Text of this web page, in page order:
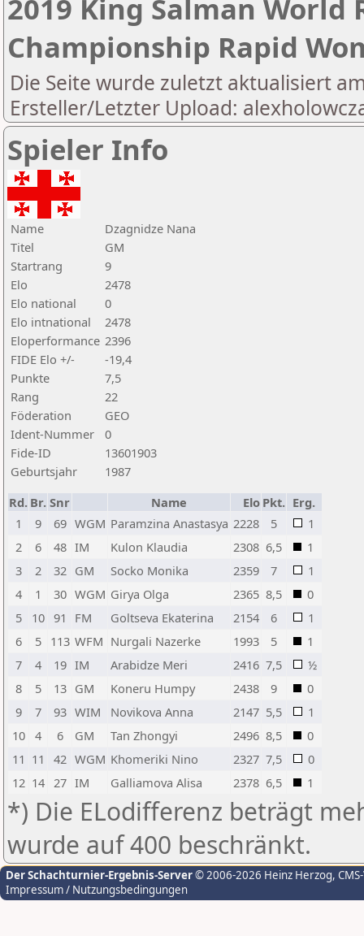
2019 King Salman World
Championship Rapid
Die Seite wurde zuletzt aktualisiert
Ersteller/Letzter Upload:
Spieler Info
Name
Dzagnidze Nana
Titel
GM
Startrang
9
Elo
2478
Elo national
0
Elo intnational
2478
Eloperformance 2396
FIDE Elo +/-
-19,4
Punkte
7,5
Rang
22
Föderation
GEO
Ident-Nummer
0
Fide-ID
13601903
Geburtsjahr
1987
Rd. Br. Snr Name Elo Pkt. Erg.
1
9 69 WGM Paramzina Anastasya 2228 5
1
2
6 48 IM Kulon Klaudia 2308 6,5
1
3
2 32 GM Socko Monika 2359 7
1
4
1 30 WGM Girya Olga 2365 8,5
0
5
10 91 FM Goltseva Ekaterina 2154 6
1
6
5 113 WFM Nurgali Nazerke 1993 5
1
7
4 19 IM Arabidze Meri 2416 7,5
½
8
5 13 GM Koneru Humpy 2438 9
0
9
7 93 WIM Novikova Anna 2147 5,5
1
10
4 6 GM Tan Zhongyi 2496 8,5
0
11 11 42 WGM Khomeriki Nino 2327 7,5
0
12 14 27 IM Galliamova Alisa 2378 6,5 1
*) Die ELodifferenz beträgt
wurde auf 400 beschränkt.
Der Schachturnier-Ergebnis-Server© 2006-2026 Heinz Herzog,
Impressum / Nutzungsbedingungen